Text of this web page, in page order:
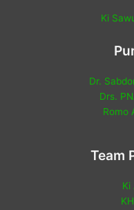
Ki
Dr.
Drs.
Romo
Team
Ki